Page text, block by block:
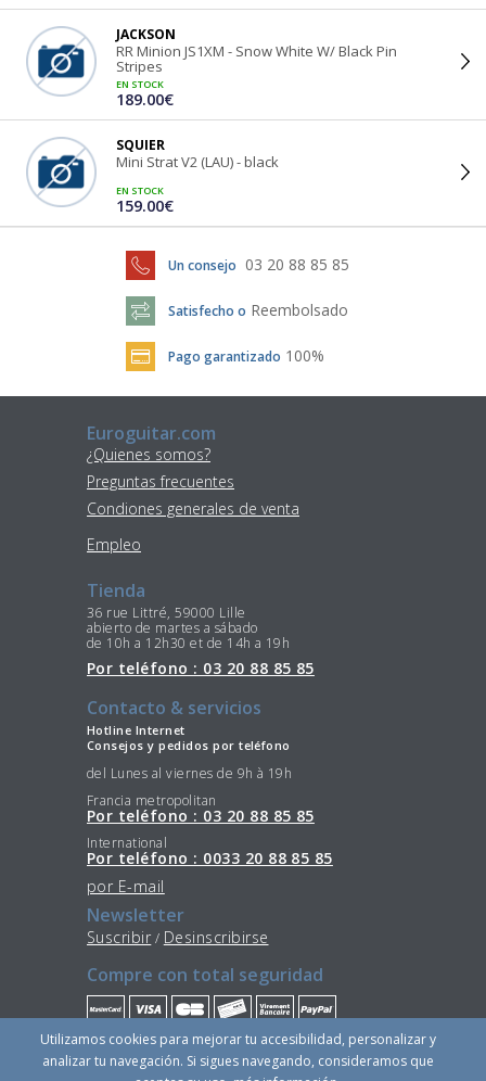
JACKSON
RR Minion JS1XM - Snow White W/ Black Pin
Stripes
EN STOCK
189.00€
SQUIER
Mini Strat V2 (LAU) - black
EN STOCK
159.00€
Un consejo 03 20 88 85 85
Satisfecho o Reembolsado
Pago garantizado 100%
Euroguitar.com
¿Quienes somos?
Preguntas frecuentes
Condiones generales de venta
Empleo
Tienda
36 rue Littré, 59000 Lille
abierto de martes a sábado
de 10h a 12h30 et de 14h a 19h
Por teléfono : 03 20 88 85 85
Contacto & servicios
Hotline Internet
Consejos y pedidos por teléfono
del Lunes al viernes de 9h à 19h
Francia metropolitan
Por teléfono : 03 20 88 85 85
International
Por teléfono : 0033 20 88 85 85
por E-mail
Newsletter
Suscribir / Desinscribirse
Compre con total seguridad
Quédese conectado
Utilizamos cookies para mejorar tu accesibilidad, personalizar y
analizar tu navegación. Si sigues navegando, consideramos que